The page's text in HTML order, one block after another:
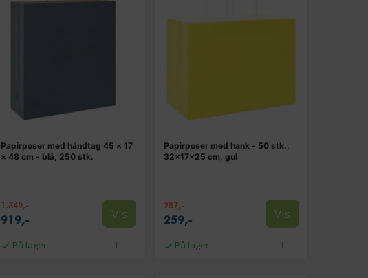
Papirposer med håndtag 45 × 17
× 48 cm - blå, 250 stk.
1.349,-
919,- Vis
På lager
Papirposer med hank - 50 stk.,
32×17×25 cm, gul
287,-
259,- Vis
På lager